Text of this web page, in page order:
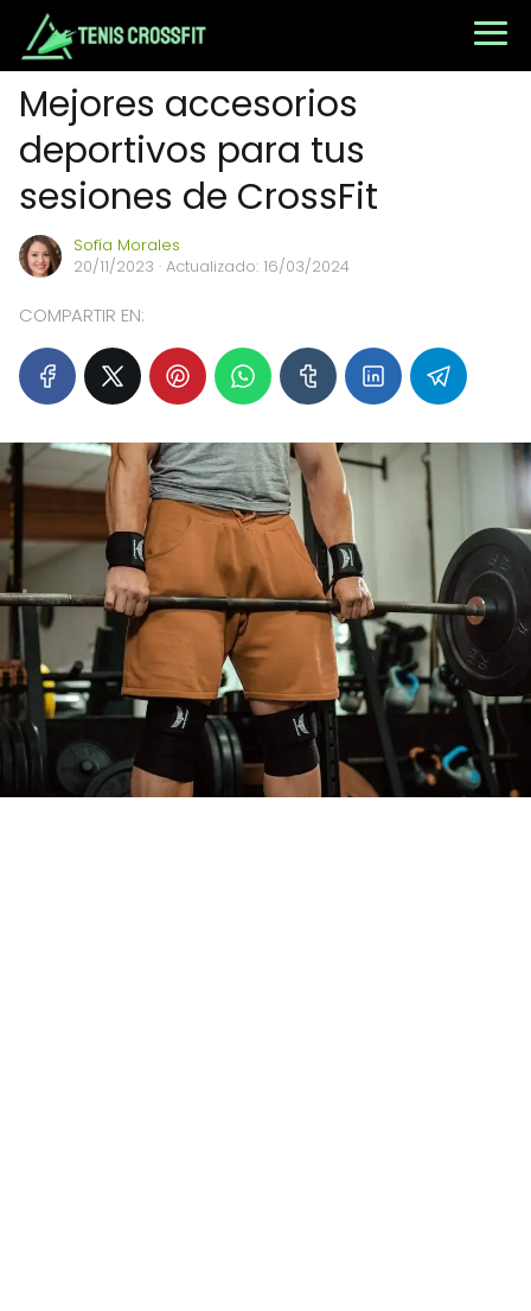
Mejores accesorios
deportivos para tus
sesiones de CrossFit
Sofía Morales
20/11/2023 · Actualizado: 16/03/2024
COMPARTIR EN: